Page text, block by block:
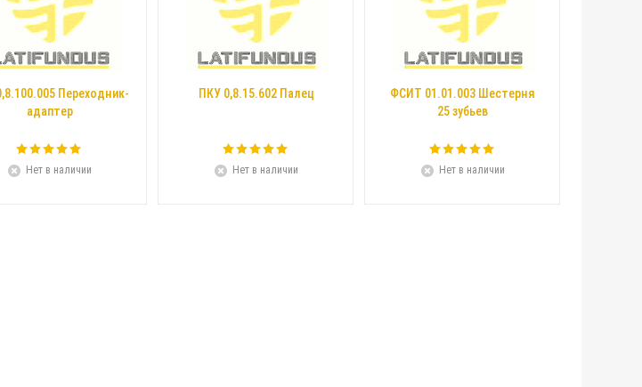
Переходник-
адаптер
Нет в наличии
ПКУ 0,8.15.602 Палец
Нет в наличии
ФСИТ 01.01.003 Шестерня
25 зубьев
Нет в наличии